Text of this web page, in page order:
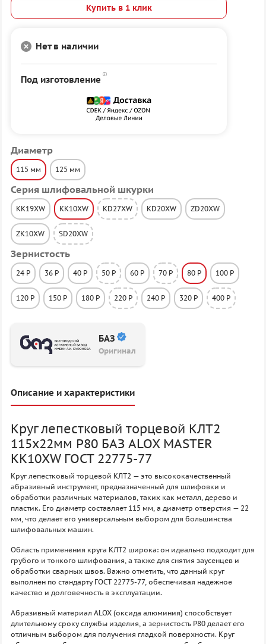
Диаметр
115 мм 125 мм
Серия шлифовальной шкурки
KK19XW KK10XW KD27XW KD20XW ZD20XW
ZK10XW SD20XW
Зернистость
24 P 36 P 40 P 50 P 60 P 70 P 80 P 100 P
120 P 150 P 180 P 220 P 240 P 320 P 400 P
БАЗ
Оригинал
Купить в 1 клик
Нет в наличии
Под изготовление
Описание и характеристики
Круг лепестковый торцевой КЛТ2
115х22мм P80 БАЗ ALOX MASTER
KK10XW ГОСТ 22775-77
Круг лепестковый торцевой КЛТ2 — это высококачественный
абразивный инструмент, предназначенный для шлифовки и
обработки различных материалов, таких как металл, дерево и
пластик. Его диаметр составляет 115 мм, а диаметр отверстия — 22
мм, что делает его универсальным выбором для большинства
шлифовальных машин.
Область применения круга КЛТ2 широка: он идеально подходит для
грубого и тонкого шлифования, а также для снятия заусенцев и
обработки сварных швов. Важно отметить, что данный круг
выполнен по стандарту ГОСТ 22775-77, обеспечивая надежное
качество и долговечность в эксплуатации.
Абразивный материал ALOX (оксида алюминия) способствует
длительному сроку службы изделия, а зернистость P80 делает его
отличным выбором для получения гладкой поверхности. Круг